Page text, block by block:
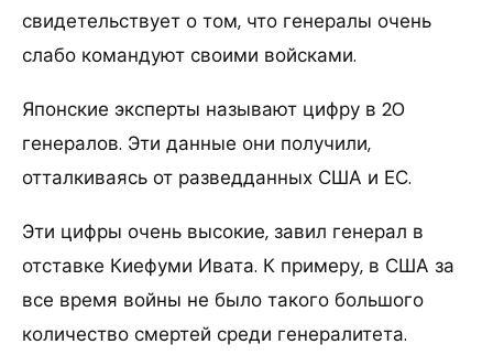
свидетельствует о том, что генералы очень
слабо командуют своими войсками.
Японские эксперты называют цифру в 20
генералов. Эти данные они получили,
отталкиваясь от разведданных США и ЕС.
Эти цифры очень высокие, завил генерал в
отставке Киефуми Ивата. К примеру, в США за
все время войны не было такого большого
количество смертей среди генералитета.